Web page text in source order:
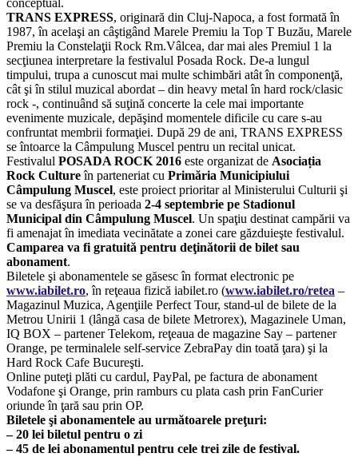
conceptual.
TRANS EXPRESS, originară din Cluj-Napoca, a fost formată în
1987, în acelaşi an câştigând Marele Premiu la Top T Buzău, Marele
Premiu la Constelaţii Rock Rm.Vâlcea, dar mai ales Premiul 1 la
secţiunea interpretare la festivalul Posada Rock. De-a lungul
timpului, trupa a cunoscut mai multe schimbări atât în componenţă,
cât şi în stilul muzical abordat – din heavy metal în hard rock/clasic
rock -, continuând să suţină concerte la cele mai importante
evenimente muzicale, depăşind momentele dificile cu care s-au
confruntat membrii formaţiei. După 29 de ani, TRANS EXPRESS
se întoarce la Câmpulung Muscel pentru un recital unicat.
Festivalul POSADA ROCK 2016 este organizat de Asociația
Rock Cultureîn parteneriat cu Primăria Municipiului
Câmpulung Muscel, este proiect prioritar al Ministerului Culturii şi
se va desfăşura în perioada 2-4 septembrie pe Stadionul
Municipal din Câmpulung Muscel. Un spaţiu destinat campării va
fi amenajat în imediata vecinătate a zonei care găzduieşte festivalul.
Camparea va fi gratuită pentru deţinătorii de bilet sau
abonament.
Biletele şi abonamentele se găsesc în format electronic pe
www.iabilet.ro, în reţeaua fizică iabilet.ro (www.iabilet.ro/retea –
Magazinul Muzica, Agenţiile Perfect Tour, stand-ul de bilete de la
Metrou Unirii 1 (lângă casa de bilete Metrorex), Magazinele Uman,
IQ BOX – partener Telekom, reţeaua de magazine Say – partener
Orange, pe terminalele self-service ZebraPay din toată ţara) şi la
Hard Rock Cafe Bucureşti.
Online puteţi plăti cu cardul, PayPal, pe factura de abonament
Vodafone şi Orange, prin ramburs cu plata cash prin FanCurier
oriunde în ţară sau prin OP.
Biletele şi abonamentele au următoarele preţuri:
– 20 lei biletul pentru o zi
– 45 de lei abonamentul pentru cele trei zile de festival.